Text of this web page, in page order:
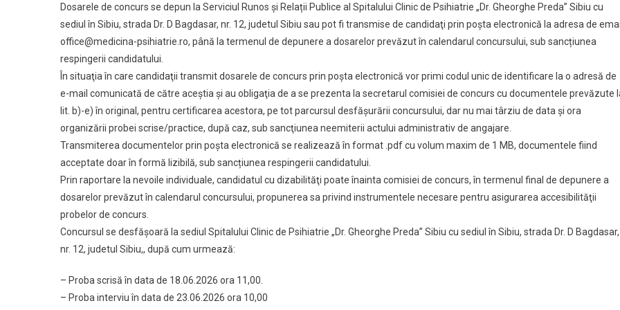
Dosarele de concurs se depun la Serviciul Runos și Relații Publice al Spitalului Clinic de Psihiatrie „Dr. Gheorghe Preda” Sibiu cu
sediul în Sibiu, strada Dr. D Bagdasar, nr. 12, judetul Sibiu sau pot fi transmise de candidaţi prin poşta electronică la adresa de
office@medicina-psihiatrie.ro, până la termenul de depunere a dosarelor prevăzut în calendarul concursului, sub sancțiunea
respingerii candidatului.
În situaţia în care candidaţii transmit dosarele de concurs prin poşta electronică vor primi codul unic de identificare la o adresă de
e-mail comunicată de către aceştia şi au obligaţia de a se prezenta la secretarul comisiei de concurs cu documentele prevăzute
lit. b)-e) în original, pentru certificarea acestora, pe tot parcursul desfăşurării concursului, dar nu mai târziu de data şi ora
organizării probei scrise/practice, după caz, sub sancţiunea neemiterii actului administrativ de angajare.
Transmiterea documentelor prin poşta electronică se realizează în format .pdf cu volum maxim de 1 MB, documentele fiind
acceptate doar în formă lizibilă, sub sancțiunea respingerii candidatului.
Prin raportare la nevoile individuale, candidatul cu dizabilităţi poate înainta comisiei de concurs, în termenul final de depunere a
dosarelor prevăzut în calendarul concursului, propunerea sa privind instrumentele necesare pentru asigurarea accesibilităţii
probelor de concurs.
Concursul se desfășoară la sediul Spitalului Clinic de Psihiatrie „Dr. Gheorghe Preda” Sibiu cu sediul în Sibiu, strada Dr. D Bagdasar,
nr. 12, judetul Sibiu,, după cum urmează:
– Proba scrisă în data de 18.06.2026 ora 11,00.
– Proba interviu în data de 23.06.2026 ora 10,00